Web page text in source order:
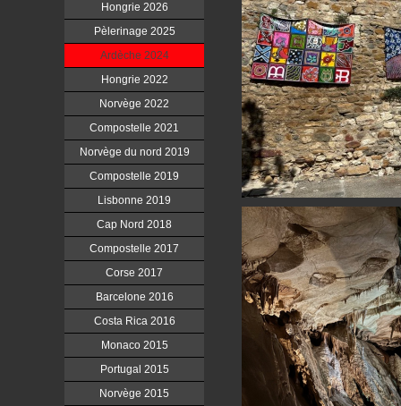
Hongrie 2026
Pèlerinage 2025
Ardèche 2024
Hongrie 2022
Norvège 2022
Compostelle 2021
Norvège du nord 2019
Compostelle 2019
Lisbonne 2019
Cap Nord 2018
Compostelle 2017
Corse 2017
Barcelone 2016
Costa Rica 2016
Monaco 2015
Portugal 2015
Norvège 2015